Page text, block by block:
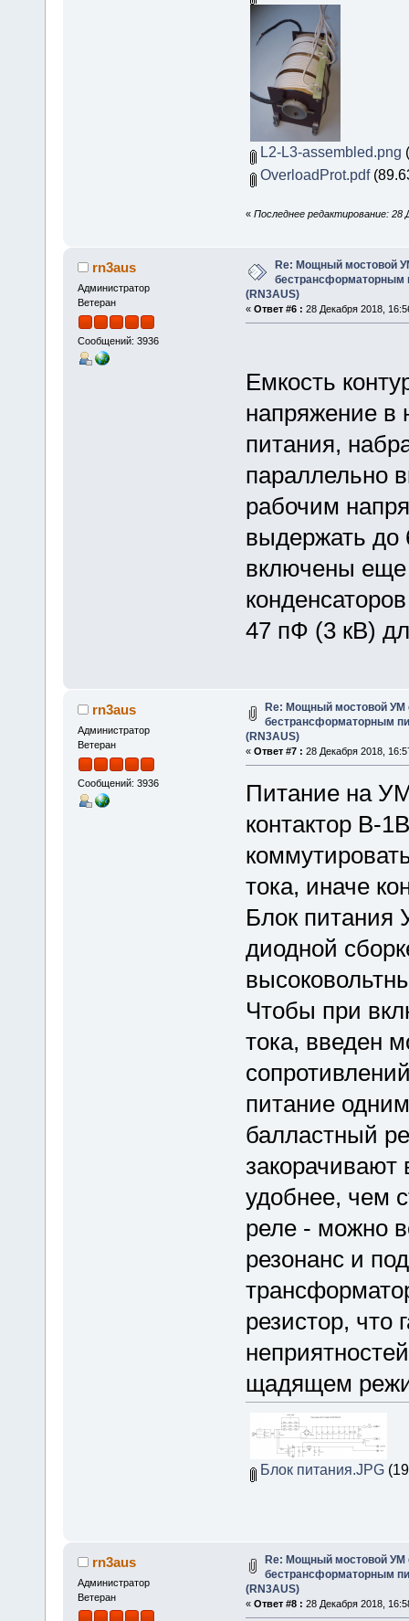
L2-L3-assembled.png
OverloadProt.pdf
« Последнее редактирование: 28
rn3aus
Администратор
Ветеран
Сообщений: 3936
Re: Мощный мостовой
бестрансформаторным
(RN3AUS)
« Ответ #6 : 28 Декабря 2018,
Емкость
напряжение в
питания,
параллельно
рабочим
выдержать до
включены еще
47 пФ (3 кВ)
rn3aus
Администратор
Ветеран
Сообщений: 3936
Re: Мощный мостовой УМ
бестрансформаторным
(RN3AUS)
« Ответ #7 : 28 Декабря 2018,
Питание на
контактор В-
тока, иначе
Блок
диодной
Чтобы при
тока, введен
питание
балластный
закорачивают
удобнее, чем
реле - можно
резонанс и
резистор, что
щадящем
Блок питания.JPG
rn3aus
Администратор
Ветеран
Re: Мощный мостовой УМ
бестрансформаторным
(RN3AUS)
« Ответ #8 : 28 Декабря 2018,